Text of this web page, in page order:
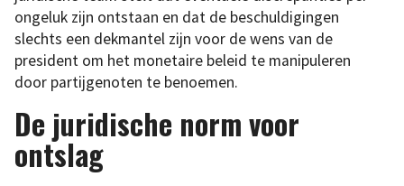
ongeluk zijn ontstaan en dat de beschuldigingen
slechts een dekmantel zijn voor de wens van de
president om het monetaire beleid te manipuleren
door partijgenoten te benoemen.
De juridische norm voor
ontslag